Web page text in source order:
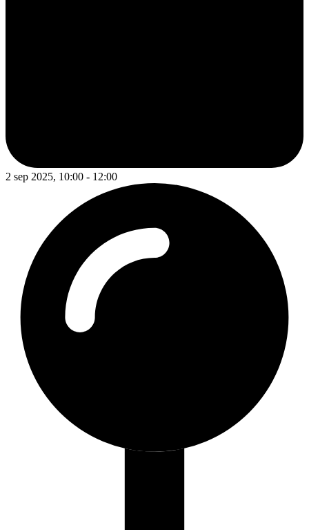
2 sep 2025, 10:00 - 12:00